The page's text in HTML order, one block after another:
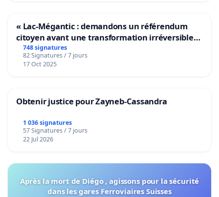
« Lac-Mégantic : demandons un référendum
citoyen avant une transformation irréversible
de notre territoire »
748 signatures
82 Signatures / 7 jours
17 Oct 2025
Obtenir justice pour Zayneb-Cassandra
1 036 signatures
57 Signatures / 7 jours
22 Jul 2026
Après la mort de Diégo , agissons pour la sécurité
dans les gares Ferroviaires Suisses